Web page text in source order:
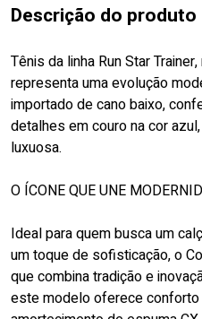
Descrição do produto
Tênis da linha Run Star
representa uma evolução
importado de cano baixo,
detalhes em couro na cor
luxuosa.
O ÍCONE QUE UNE
Ideal para quem busca um
um toque de sofisticação, o
que combina tradição e
este modelo oferece